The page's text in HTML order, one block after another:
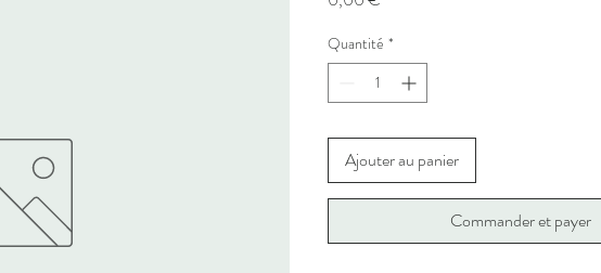
Quantité *
Ajouter au panier
Commander et payer